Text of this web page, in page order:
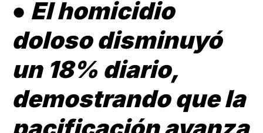
● El homicidio
doloso disminuyó
un 18% diario,
demostrando que la